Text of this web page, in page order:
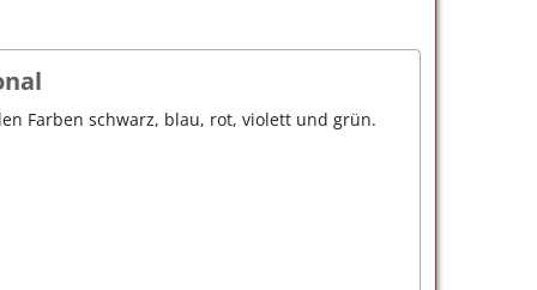
für TRODAT Professional
Stempelkissen196
Farben schwarz, blau, rot, violett und grün.